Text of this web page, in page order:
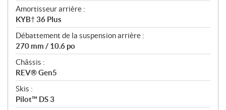
Amortisseur arrière :
KYB† 36 Plus
Débattement de la suspension arrière :
270 mm / 10.6 po
Châssis :
REV® Gen5
Skis :
Pilot™ DS 3